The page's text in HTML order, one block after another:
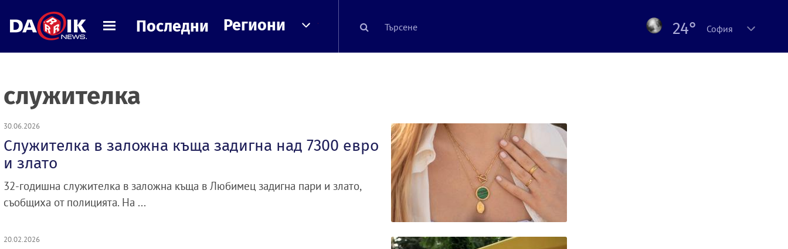
Последни Региони 24° София
служителка
30.06.2026
Служителка в заложна къща задигна над 7300 евро
и злато
32-годишна служителка в заложна къща в Любимец задигна пари и злато,
съобщиха от полицията. На ...
20.02.2026